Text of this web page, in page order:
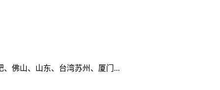
佛山、山东、台湾苏州、厦门...